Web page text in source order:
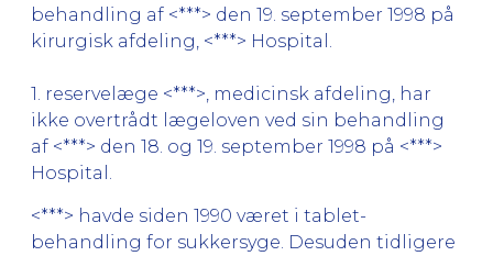
behandling af <***> den 19. september 1998 på
kirurgisk afdeling, <***> Hospital.
1. reservelæge <***>, medicinsk afdeling, har
ikke overtrådt lægeloven ved sin behandling
af <***> den 18. og 19. september 1998 på <***>
Hospital.
<***> havde siden 1990 været i tablet-
behandling for sukkersyge. Desuden tidligere